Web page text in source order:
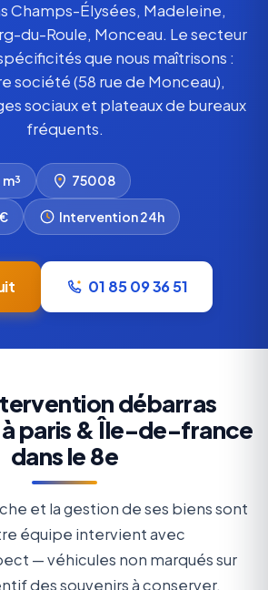
Champs-Élysées, Madeleine,
du-Roule, Monceau. Le secteur
que nous maîtrisons :
société (58 rue de Monceau),
sociaux et plateaux de bureaux
fréquents.
75008
Intervention 24h
01 85 09 36 51
débarras
paris & Île-de-france
dans le 8e
et la gestion de ses biens sont
équipe intervient avec
— véhicules non marqués sur
des souvenirs à conserver,